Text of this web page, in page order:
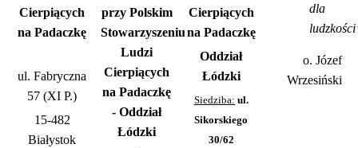
Cierpiących
na Padaczkę
ul. Fabryczna
57 (XI P.)
15-482
Białystok
przy Polskim
Stowarzyszeniu
Ludzi
Cierpiących
na Padaczkę
- Oddział
Łódzki
Cierpiących
na Padaczkę
Oddział
Łódzki
Siedziba: ul.
Sikorskiego
30/62
dla
o. Józef
Wrzesiński